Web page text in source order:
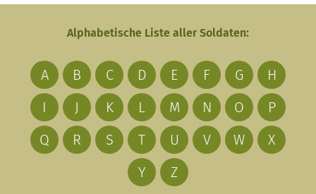
Alphabetische Liste aller Soldaten:
A B C D E F G
H
I
J K L M N O
P
Q
R S T U V W
X
Y
Z